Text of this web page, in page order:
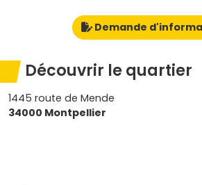
Demande
Découvrir le quartier
1445 route de Mende
34000 Montpellier